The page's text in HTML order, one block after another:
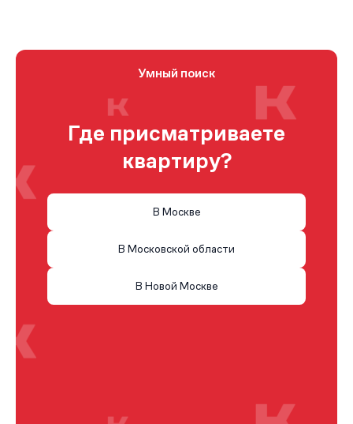
Умный поиск
Где присматриваете
квартиру?
В Москве
В Московской области
В Новой Москве